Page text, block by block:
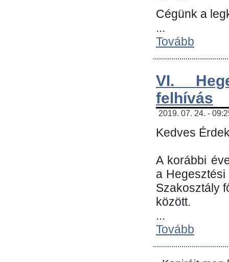
Cégünk a
...
Tovább
VI.
felhívás
2019. 07. 24. -
Kedves
A korábbi
a
Szakosztály
között.
...
Tovább